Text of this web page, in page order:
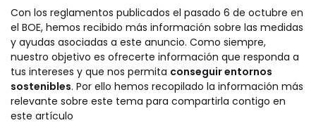
Con los reglamentos publicados el pasado 6 de octubre en
el BOE, hemos recibido más información sobre las medidas
y ayudas asociadas a este anuncio. Como siempre,
nuestro objetivo es ofrecerte información que responda a
tus intereses y que nos permita conseguir entornos
sostenibles. Por ello hemos recopilado la información más
relevante sobre este tema para compartirla contigo en
este artículo